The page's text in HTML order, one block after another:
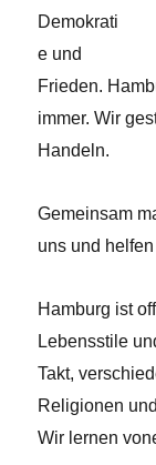
Demokrati
e und
Frieden.
immer. Wir
Handeln.
Gemeinsam
uns und
Hamburg ist
Lebensstile
Takt,
Religionen
Wir lernen